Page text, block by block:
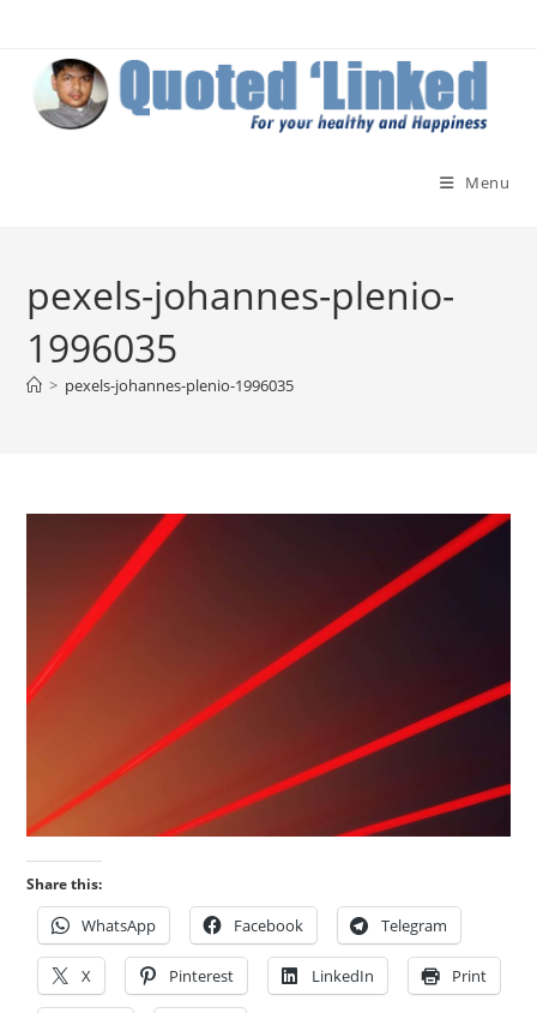
content
Menu
pexels-johannes-plenio-
1996035
> pexels-johannes-plenio-1996035
Share this:
WhatsApp Facebook Telegram
X Pinterest LinkedIn Print